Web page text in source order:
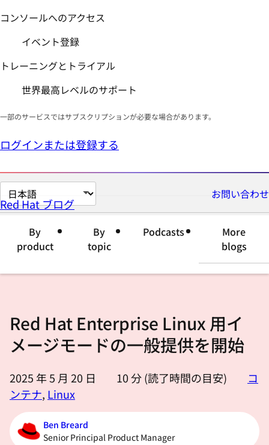
コンソールへのアクセス
イベント登録
トレーニングとトライアル
世界最高レベルのサポート
一部のサービスではサブスクリプションが必要な場合があります。
ログインまたは登録する
ペ
ー
語
だ
さ
お問い合わせ
Red Hat ブログ
By
product
By
topic
Podcasts
More
blogs
Red Hat Enterprise Linux 用イ
メージモードの一般提供を開始
2025 年 5 月 20 日 10分 (読了時間の目安)
コ
ンテナ, Linux
Ben Breard
Senior Principal Product Manager